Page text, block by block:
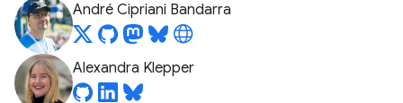
André Cipriani Bandarra
Alexandra Klepper